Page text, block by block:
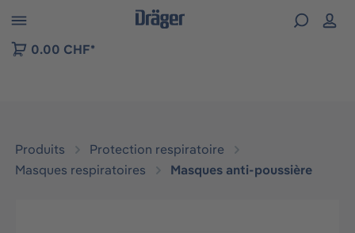
to B2B platform navigation
0.00 CHF*
Produits
Protection respiratoire
Masques respiratoires
Masques anti-poussière